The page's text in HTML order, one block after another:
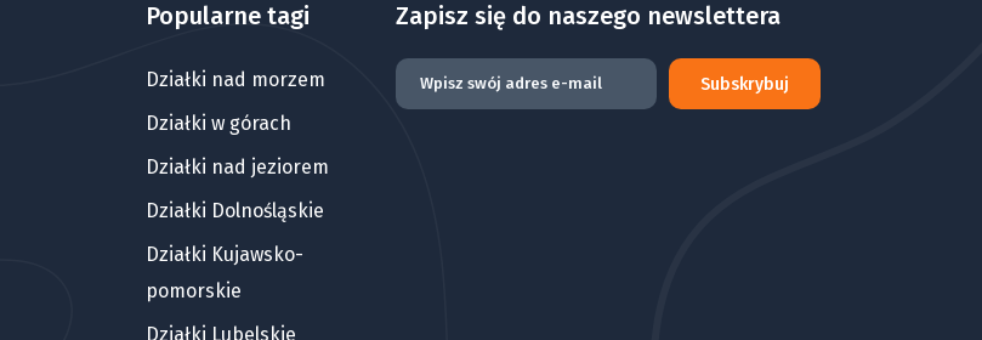
Popularne tagi
Działki nad morzem
Działki w górach
Działki nad jeziorem
Działki Dolnośląskie
Działki Kujawsko-
pomorskie
Działki Lubelskie
Zapisz się do naszego newslettera
Subskrybuj